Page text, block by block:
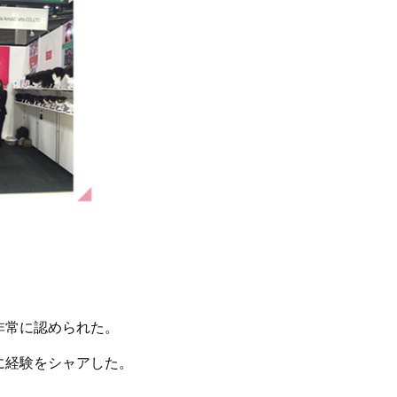
に認められた。
験をシャアした。